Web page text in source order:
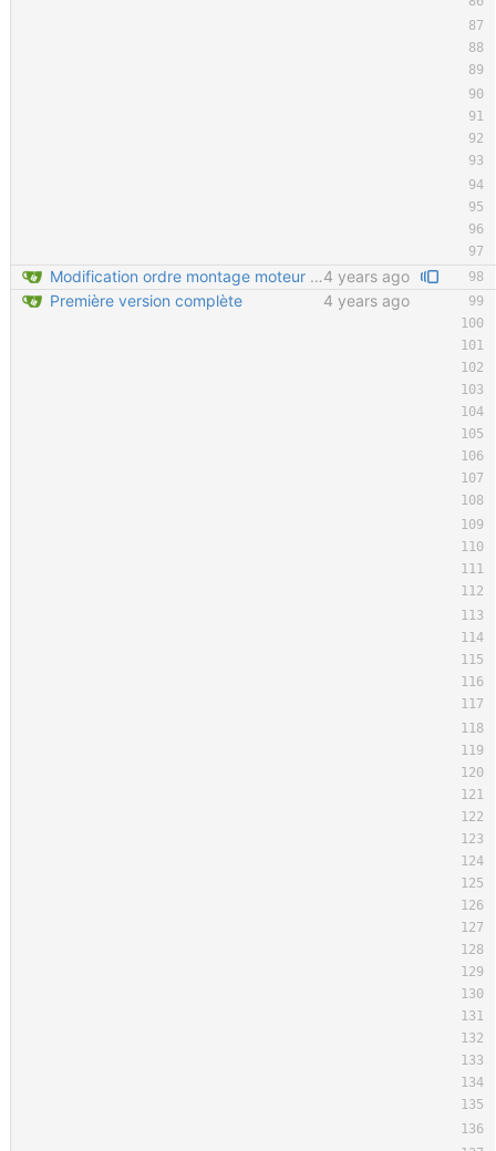
Modification ordre montage moteur Ajout détail montage moteur Velcro sur tendeur de chaine en important4 years ago
Première version complète
4 years ago